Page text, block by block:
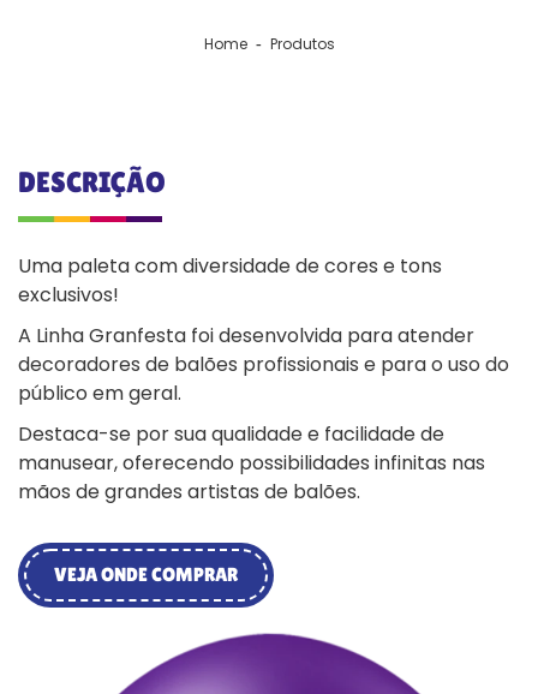
Home Produtos
DESCRIÇÃO
Uma paleta com diversidade de cores e tons
exclusivos!
A Linha Granfesta foi desenvolvida para atender
decoradores de balões profissionais e para o uso do
público em geral.
Destaca-se por sua qualidade e facilidade de
manusear, oferecendo possibilidades infinitas nas
mãos de grandes artistas de balões.
VEJA ONDE COMPRAR